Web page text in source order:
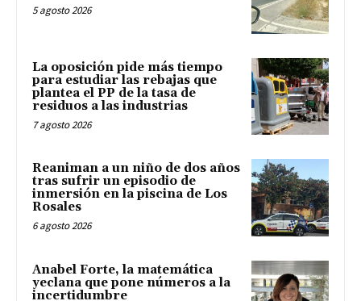
5 agosto 2026
La oposición pide más tiempo
para estudiar las rebajas que
plantea el PP de la tasa de
residuos a las industrias
7 agosto 2026
Reaniman a un niño de dos años
tras sufrir un episodio de
inmersión en la piscina de Los
Rosales
6 agosto 2026
Anabel Forte, la matemática
yeclana que pone números a la
incertidumbre